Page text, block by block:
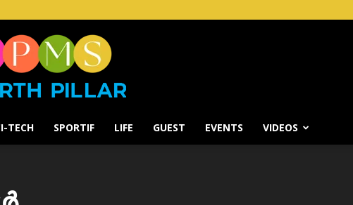
Fourth
TECH SPORTIF LIFE GUEST EVENTS VIDEOS